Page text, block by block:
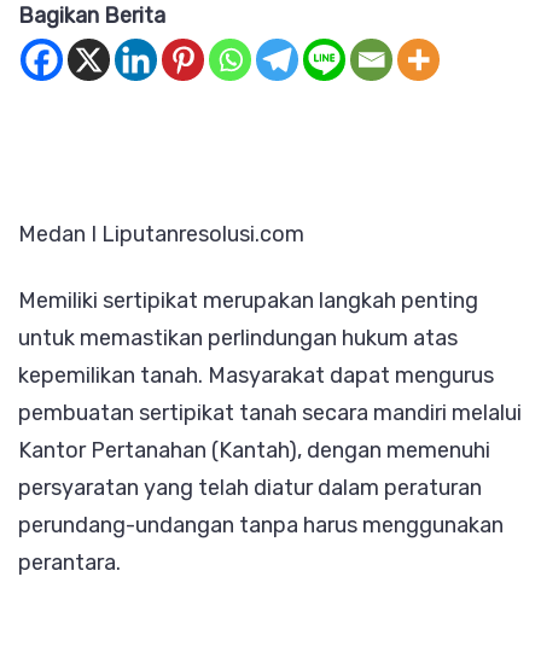
Sertipikat
Bagikan Berita
Medan I Liputanresolusi.com
Memiliki sertipikat merupakan langkah penting
untuk memastikan perlindungan hukum atas
kepemilikan tanah. Masyarakat dapat mengurus
pembuatan sertipikat tanah secara mandiri melalui
Kantor Pertanahan (Kantah), dengan memenuhi
persyaratan yang telah diatur dalam peraturan
perundang-undangan tanpa harus menggunakan
perantara.